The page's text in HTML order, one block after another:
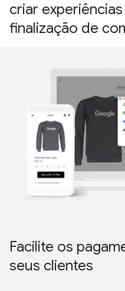
criar
finalização de
Facilite os
seus clientes